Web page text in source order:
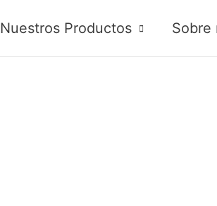
Nuestros Productos Sobre